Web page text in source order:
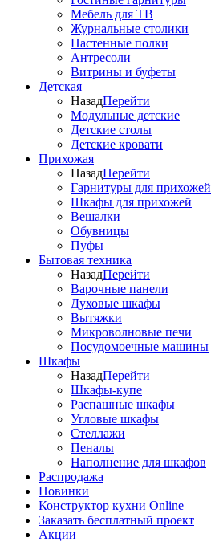
Мебель для ТВ
Журнальные столики
Настенные полки
Антресоли
Витрины и буфеты
Детская
НазадПерейти
Модульные детские
Детские столы
Детские кровати
Прихожая
НазадПерейти
Гарнитуры для прихожей
Шкафы для прихожей
Вешалки
Обувницы
Пуфы
Бытовая техника
НазадПерейти
Варочные панели
Духовые шкафы
Вытяжки
Микроволновые печи
Посудомоечные машины
Шкафы
НазадПерейти
Шкафы-купе
Распашные шкафы
Угловые шкафы
Стеллажи
Пеналы
Наполнение для шкафов
Распродажа
Новинки
Конструктор кухни Online
Заказать бесплатный проект
Акции